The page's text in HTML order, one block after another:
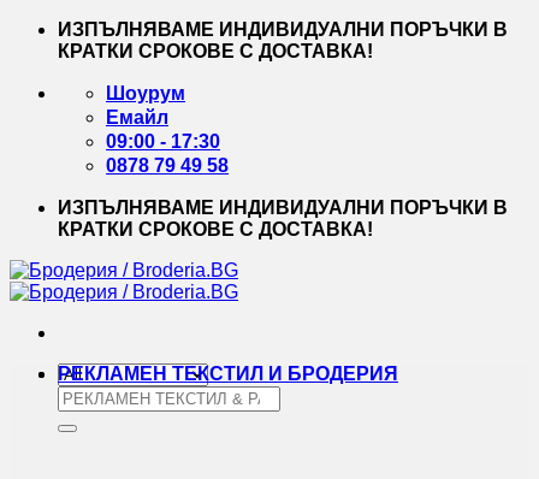
Skip
ИЗПЪЛНЯВАМЕ ИНДИВИДУАЛНИ ПОРЪЧКИ В
КРАТКИ СРОКОВЕ С ДОСТАВКА!
Шоурум
Емайл
09:00 - 17:30
0878 79 49 58
ИЗПЪЛНЯВАМЕ ИНДИВИДУАЛНИ ПОРЪЧКИ В
КРАТКИ СРОКОВЕ С ДОСТАВКА!
Търсене
за:
РЕКЛАМЕН ТЕКСТИЛ И БРОДЕРИЯ